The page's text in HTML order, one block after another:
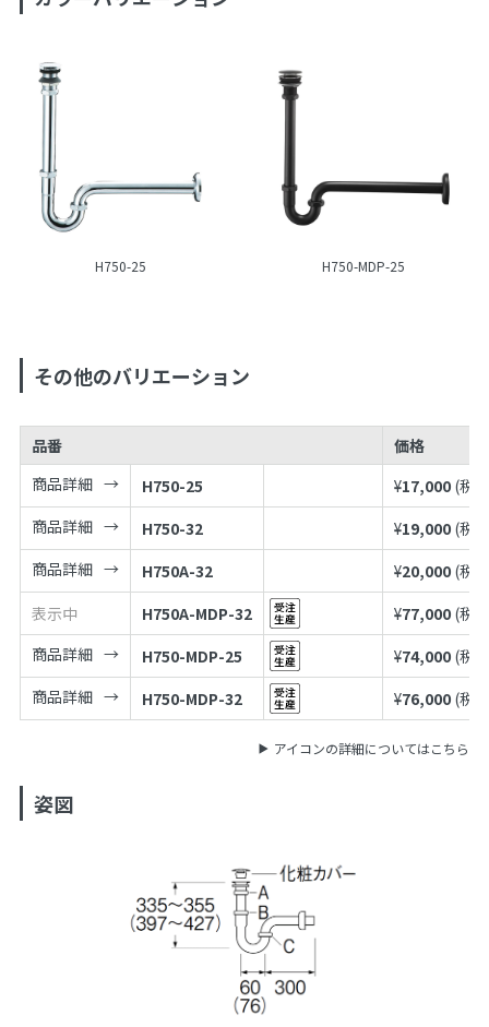
H750-25 H750-MDP-25
その他のバリエーション
品番
価格
商品詳細
H750-25 ¥17,000 (税
商品詳細
H750-32 ¥19,000 (税
商品詳細
H750A-32 ¥20,000 (税
表示中
H750A-MDP-32 ¥77,000 (税
商品詳細
H750-MDP-25 ¥74,000 (税
商品詳細
H750-MDP-32 ¥76,000 (税
アイコンの詳細についてはこちら
姿図